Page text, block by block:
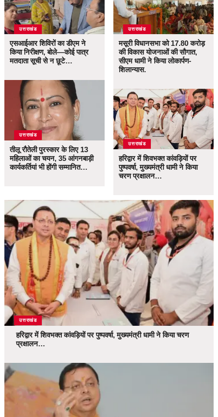
उत्तराखंड
एसआईआर शिविरों का डीएम ने
किया निरीक्षण, बोले—कोई पात्र
मतदाता सूची से न छूटे…
उत्तराखंड
तीलू रौतेली पुरस्कार के लिए 13
महिलाओं का चयन, 35 आंगनबाड़ी
कार्यकर्तियां भी होंगी सम्मानित…
उत्तराखंड
मसूरी विधानसभा को 17.80 करोड़
की विकास योजनाओं की सौगात,
सीएम धामी ने किया लोकार्पण-
शिलान्यास.
उत्तराखंड
हरिद्वार में शिवभक्त कांवड़ियों पर
पुष्पवर्षा, मुख्यमंत्री धामी ने किया
चरण प्रक्षालन…
उत्तराखंड
हरिद्वार में शिवभक्त कांवड़ियों पर पुष्पवर्षा, मुख्यमंत्री धामी ने किया चरण
प्रक्षालन…